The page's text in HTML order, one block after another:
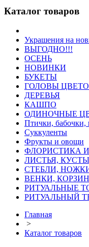
Каталог товаров
Украшения на
ВЫГОДНО!!!
ОСЕНЬ
НОВИНКИ
БУКЕТЫ
ГОЛОВЫ
ДЕРЕВЬЯ
КАШПО
ОДИНОЧНЫЕ
Птички, бабочки,
Суккуленты
Фрукты и овощи
ФЛОРИСТИКА
ЛИСТЬЯ,
СТЕБЛИ,
ВЕНКИ,
РИТУАЛЬНЫЕ
РИТУАЛЬНЫЙ
Главная
>
Каталог товаров